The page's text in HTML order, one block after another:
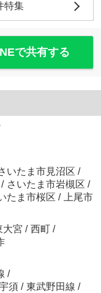
特集
で共有する
いたま市見沼区 /
/ さいたま市岩槻区 /
たま市桜区 /
上尾市
大宮 / 西町 /
/
須 / 東武野田線 /